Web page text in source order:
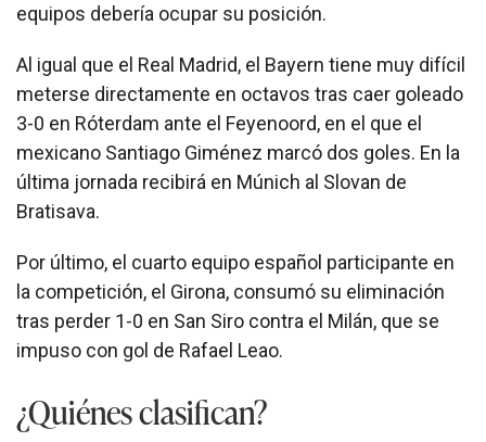
equipos debería ocupar su posición.
Al igual que el Real Madrid, el Bayern tiene muy difícil
meterse directamente en octavos tras caer goleado
3-0 en Róterdam ante el Feyenoord, en el que el
mexicano Santiago Giménez marcó dos goles. En la
última jornada recibirá en Múnich al Slovan de
Bratisava.
Por último, el cuarto equipo español participante en
la competición, el Girona, consumó su eliminación
tras perder 1-0 en San Siro contra el Milán, que se
impuso con gol de Rafael Leao.
¿Quiénes clasifican?